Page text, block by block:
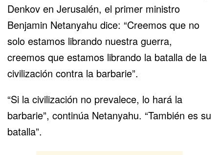
Denkov en Jerusalén, el primer ministro
Benjamin Netanyahu dice: “Creemos que no
solo estamos librando nuestra guerra,
creemos que estamos librando la batalla de la
civilización contra la barbarie”.
“Si la civilización no prevalece, lo hará la
barbarie”, continúa Netanyahu. “También es su
batalla”.